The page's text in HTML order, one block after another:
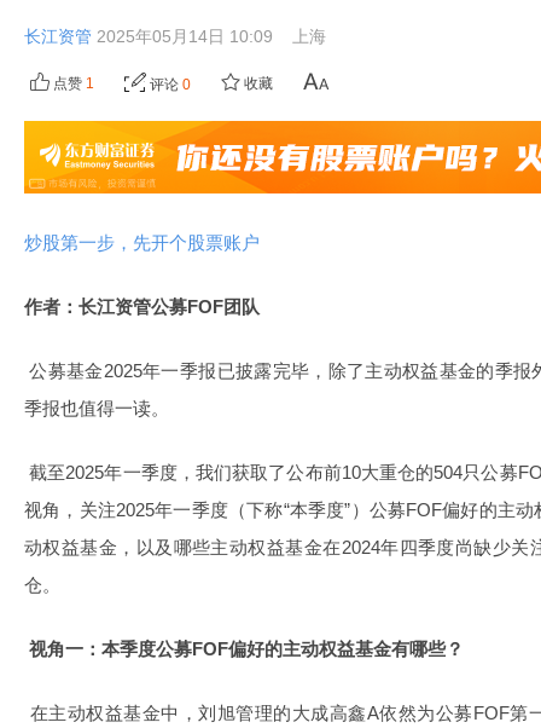
长江资管 2025年05月14日 10:09 上海
点赞 1 评论 0 收藏
炒股第一步，先开个股票账户
作者：长江资管公募FOF团队
公募基金2025年一季报已披露完毕，除了主动权益基金的季
季报也值得一读。
截至2025年一季度，我们获取了公布前10大重仓的504只公募
视角，关注2025年一季度（下称“本季度”）公募FOF偏好的主
动权益基金，以及哪些主动权益基金在2024年四季度尚缺少关
仓。
视角一：本季度公募FOF偏好的主动权益基金有哪些？
在主动权益基金中，刘旭管理的大成高鑫A依然为公募FOF第